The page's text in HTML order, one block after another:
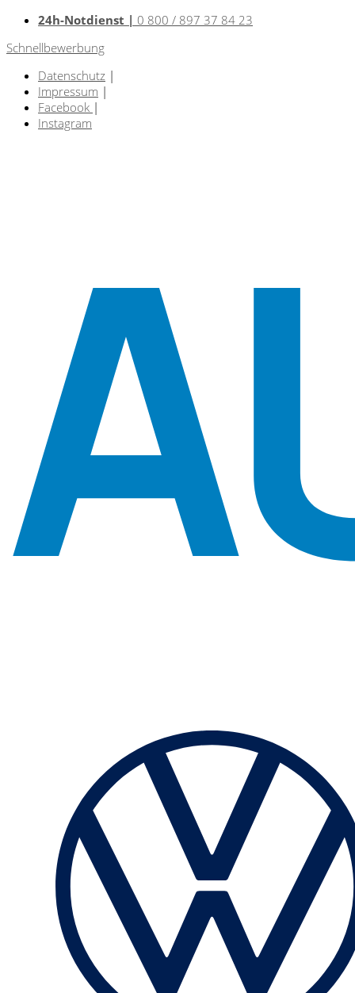
24h-Notdienst | 0 800 / 897 37 84 23
Schnellbewerbung
Datenschutz |
Impressum |
Facebook |
Instagram